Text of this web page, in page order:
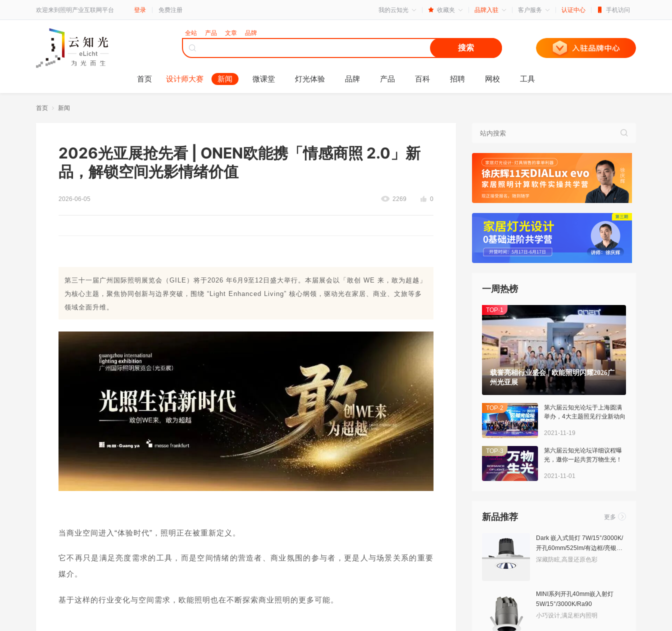
欢迎来到照明产业互联网平台 登录 免费注册 我的云知光 收藏夹 品牌入驻 客户服务 认证中心 手机访问
全站 产品 文章 品牌
搜索
首页 设计师大赛 新闻 微课堂 灯光体验 品牌 产品 百科 招聘 网校 工具
首页 新闻
2026光亚展抢先看 | ONEN欧能携「情感商照 2.0」新
品，解锁空间光影情绪价值
2026-06-05 2269 0
第三十一届广州国际照明展览会（GILE）将于2026 年6月9至12日盛大举行。本届展会以「敢创 WE 来，敢为超越」
为核心主题，聚焦协同创新与边界突破，围绕 “Light Enhanced Living” 核心纲领，驱动光在家居、商业、文旅等多
领域全面升维。
当商业空间进入“体验时代”，照明正在被重新定义。
它不再只是满足亮度需求的工具，而是空间情绪的营造者、商业氛围的参与者，更是人与场景关系的重要
媒介。
基于这样的行业变化与空间需求，欧能照明也在不断探索商业照明的更多可能。
一周热榜
TOP·1
载誉亮相行业盛会 | 欧能照明闪耀2026广
州光亚展
TOP·2
第六届云知光论坛于上海圆满
举办，4大主题照见行业新动向
2021-11-19
TOP·3
第六届云知光论坛详细议程曝
光，邀你一起共赏万物生光！
2021-11-01
新品推荐 更多
Dark 嵌入式筒灯 7W/15°/3000K/
开孔60mm/525lm/有边框/亮银敞
口
深藏防眩,高显还原色彩
MINI系列开孔40mm嵌入射灯
5W/15°/3000K/Ra90
小巧设计,满足柜内照明